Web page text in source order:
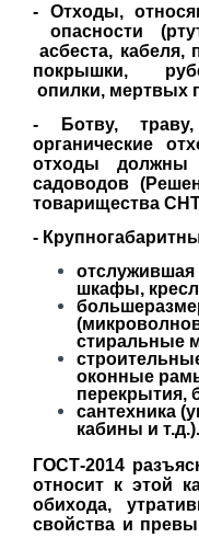
- Отходы,
опасности
асбеста,
покрышки,
опилки, мертвых
- Ботву,
органические
отходы должны
садоводов
товарищества
-
отслужившая
шкафы,
стиральные
оконные
перекрытия,
сантехника
кабины и т.д.).
ГОСТ-2014
относит к этой
обихода,
свойства и